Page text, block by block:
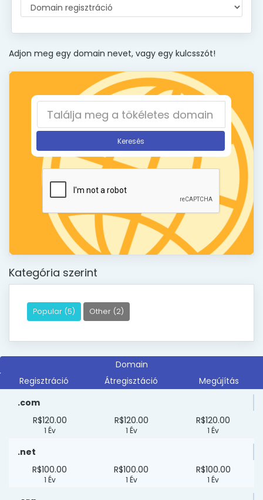
Adjon meg egy domain nevet, vagy egy kulcsszót!
Keresés
Kategória szerint
Popular (5) Other (2)
Domain
Regisztráció
Átregisztáció
Megújítás
.com
R$120.00
1 Év
R$120.00
1 Év
R$120.00
1 Év
.net
R$100.00
1 Év
R$100.00
1 Év
R$100.00
1 Év